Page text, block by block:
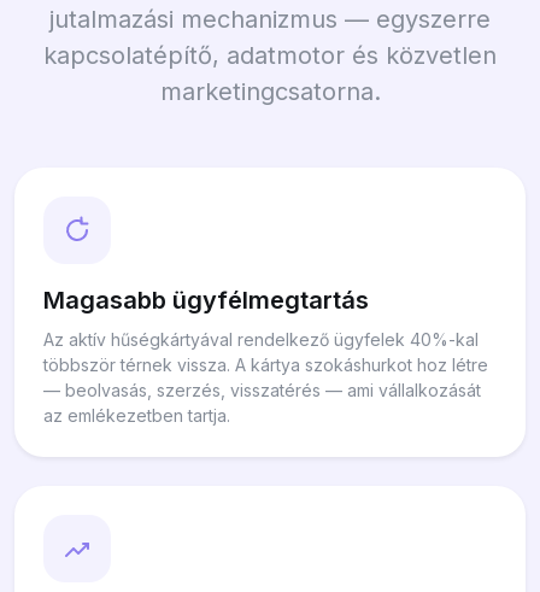
jutalmazási mechanizmus — egyszerre
kapcsolatépítő, adatmotor és közvetlen
marketingcsatorna.
Magasabb ügyfélmegtartás
Az aktív hűségkártyával rendelkező ügyfelek 40%-kal
többször térnek vissza. A kártya szokáshurkot hoz létre
— beolvasás, szerzés, visszatérés — ami vállalkozását
az emlékezetben tartja.